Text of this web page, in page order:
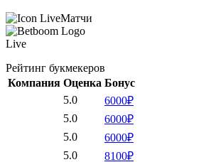
Матчи
Live
Рейтинг букмекеров
Компания Оценка Бонус
5.0
6000₽
5.0
6000₽
5.0
6000₽
5.0
8100₽